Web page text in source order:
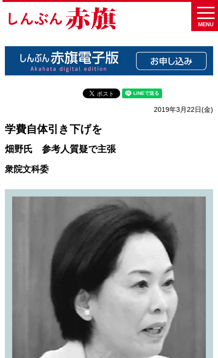
MENU
2019年3月22日(金)
学費自体引き下げを
畑野氏 参考人質疑で主張
衆院文科委